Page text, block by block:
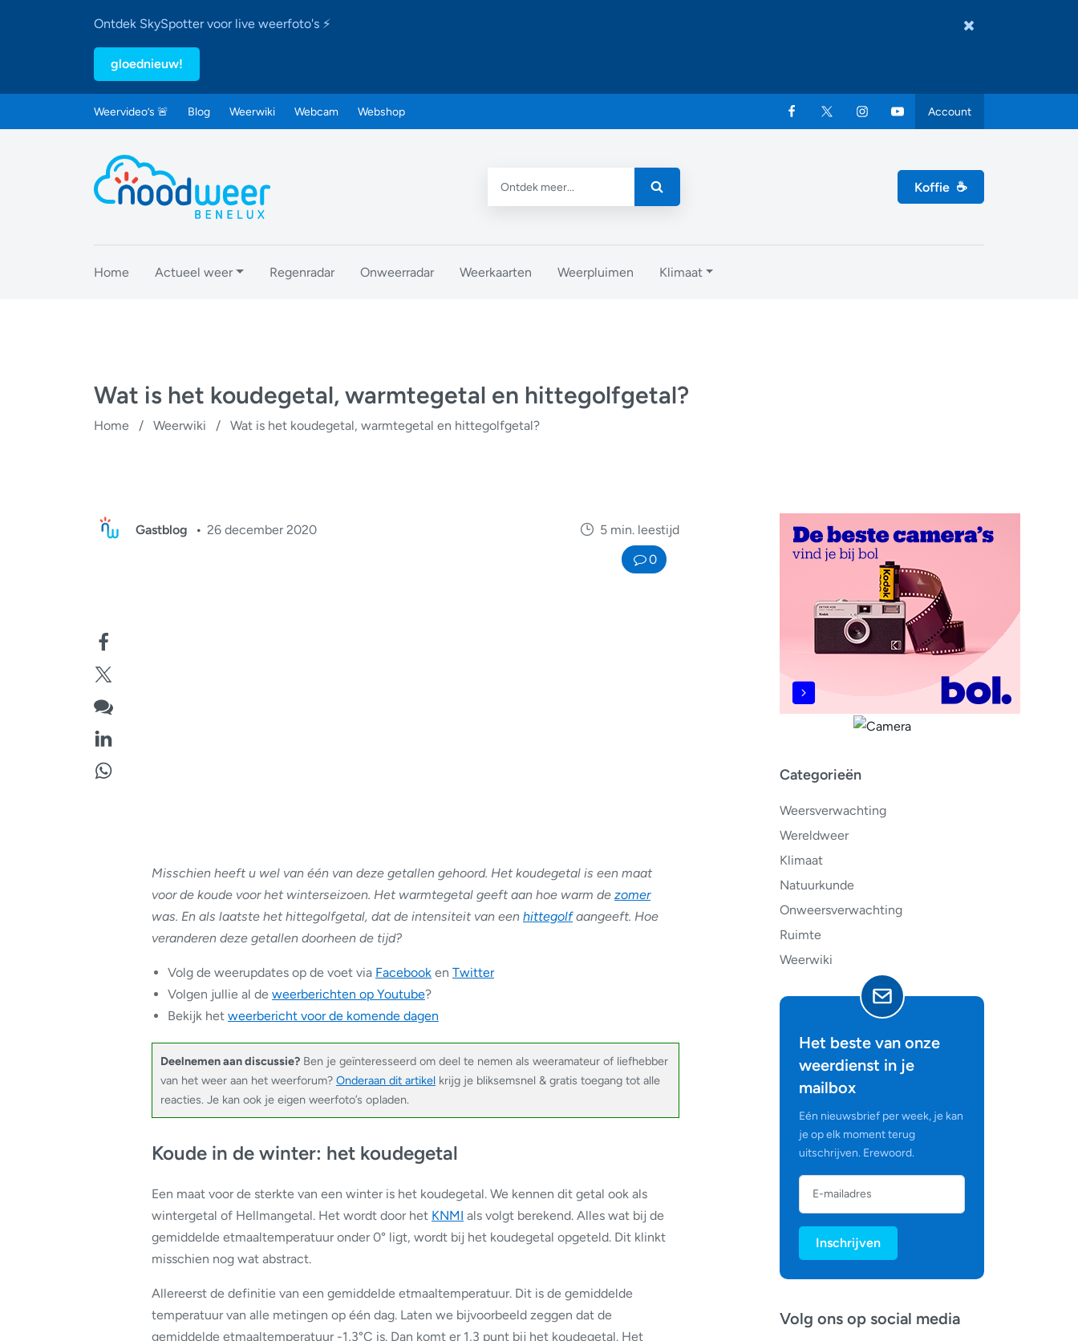
Ontdek SkySpotter voor live weerfoto's ⚡
gloednieuw!
Weervideo’s 🚨 Blog Weerwiki Webcam Webshop Account
Koffie ☕
Home Actueel weer Regenradar Onweerradar Weerkaarten Weerpluimen Klimaat
Wat is het koudegetal, warmtegetal en hittegolfgetal?
Home / Weerwiki / Wat is het koudegetal, warmtegetal en hittegolfgetal?
Categorieën
Weersverwachting
Wereldweer
Klimaat
Natuurkunde
Onweersverwachting
Ruimte
Weerwiki
Het beste van onze
weerdienst in je
mailbox
Eén nieuwsbrief per week, je kan
je op elk moment terug
uitschrijven. Erewoord.
Inschrijven
Volg ons op social media
Gastblog 26 december 2020
5 min. leestijd
0
Misschien heeft u wel van één van deze getallen gehoord. Het koudegetal is een maat
voor de koude voor het winterseizoen. Het warmtegetal geeft aan hoe warm de zomer
was. En als laatste het hittegolfgetal, dat de intensiteit van een hittegolfaangeeft. Hoe
veranderen deze getallen doorheen de tijd?
Volg de weerupdates op de voet via Facebook en Twitter
Volgen jullie al de weerberichten op Youtube?
Bekijk het weerbericht voor de komende dagen
Deelnemen aan discussie? Ben je geïnteresseerd om deel te nemen als weeramateur of liefhebber
van het weer aan het weerforum? Onderaan dit artikel krijg je bliksemsnel & gratis toegang tot alle
reacties. Je kan ook je eigen weerfoto’s opladen.
Koude in de winter: het koudegetal
Een maat voor de sterkte van een winter is het koudegetal. We kennen dit getal ook als
wintergetal of Hellmangetal. Het wordt door het KNMI als volgt berekend. Alles wat bij de
gemiddelde etmaaltemperatuur onder 0° ligt, wordt bij het koudegetal opgeteld. Dit klinkt
misschien nog wat abstract.
Allereerst de definitie van een gemiddelde etmaaltemperatuur. Dit is de gemiddelde
temperatuur van alle metingen op één dag. Laten we bijvoorbeeld zeggen dat de
gemiddelde etmaaltemperatuur -1,3°C is. Dan komt er 1,3 punt bij het koudegetal. Het